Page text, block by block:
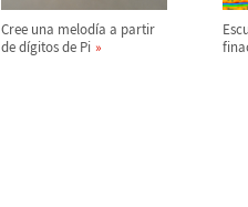
Cree una melodía a partir
de dígitos de Pi